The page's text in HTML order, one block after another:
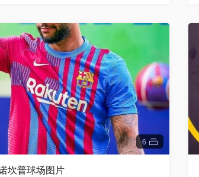
6
坎普球场图片